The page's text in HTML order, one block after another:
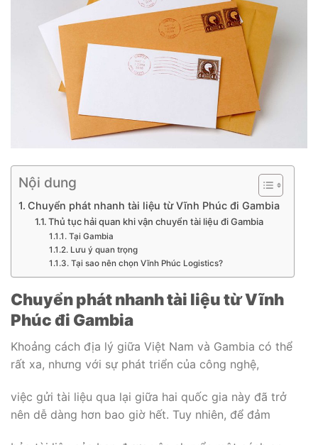
Nội dung
Chuyển phát nhanh tài liệu từ Vĩnh Phúc đi Gambia
Thủ tục hải quan khi vận chuyển tài liệu đi Gambia
Tại Gambia
Lưu ý quan trọng
Tại sao nên chọn Vĩnh Phúc Logistics?
Chuyển phát nhanh tài liệu từ Vĩnh
Phúc đi Gambia
Khoảng cách địa lý giữa Việt Nam và Gambia có thể
rất xa, nhưng với sự phát triển của công nghệ,
việc gửi tài liệu qua lại giữa hai quốc gia này đã trở
nên dễ dàng hơn bao giờ hết. Tuy nhiên, để đảm